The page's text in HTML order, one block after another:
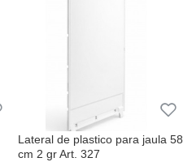
Lateral de plastico para jaula 58
cm 2 gr Art. 327